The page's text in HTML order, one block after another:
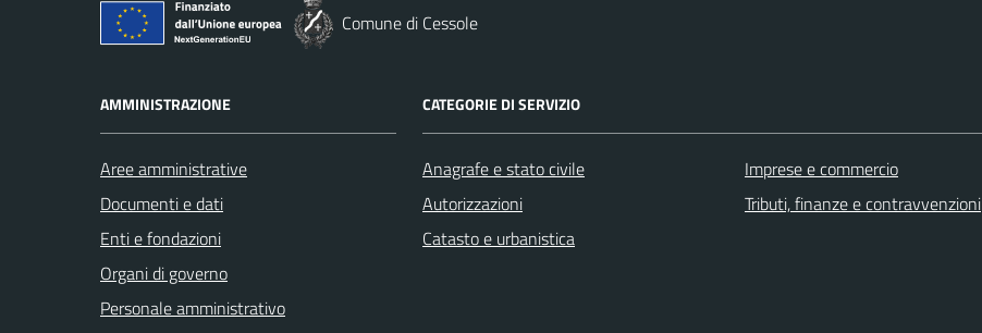
Comune di Cessole
AMMINISTRAZIONE
Aree amministrative
Documenti e dati
Enti e fondazioni
Organi di governo
Personale amministrativo
CATEGORIE DI SERVIZIO
Anagrafe e stato civile
Autorizzazioni
Catasto e urbanistica
Imprese e commercio
Tributi, finanze e contravvenzioni